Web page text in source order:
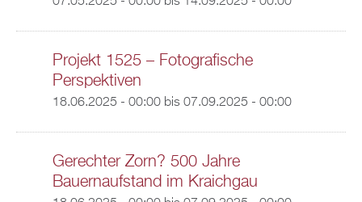
Projekt 1525 – Fotografische
Perspektiven
18.06.2025 - 00:00bis 07.09.2025 - 00:00
Gerechter Zorn? 500 Jahre
Bauernaufstand im Kraichgau